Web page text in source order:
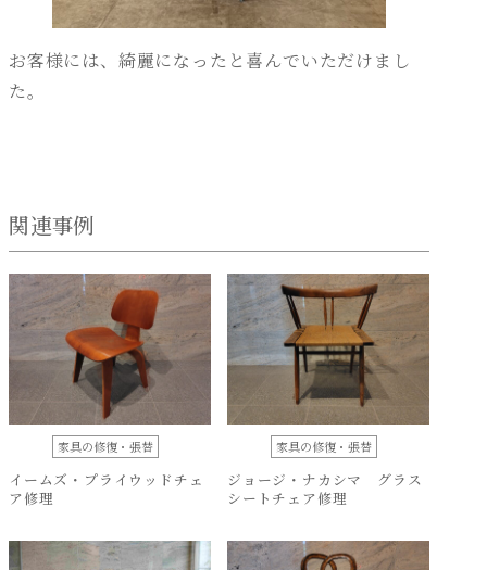
お客様には、綺麗になったと喜んでいただけまし
た。
関連事例
家具の修復・張替
イームズ・プライウッドチェ
ア修理
家具の修復・張替
ジョージ・ナカシマ グラス
シートチェア修理